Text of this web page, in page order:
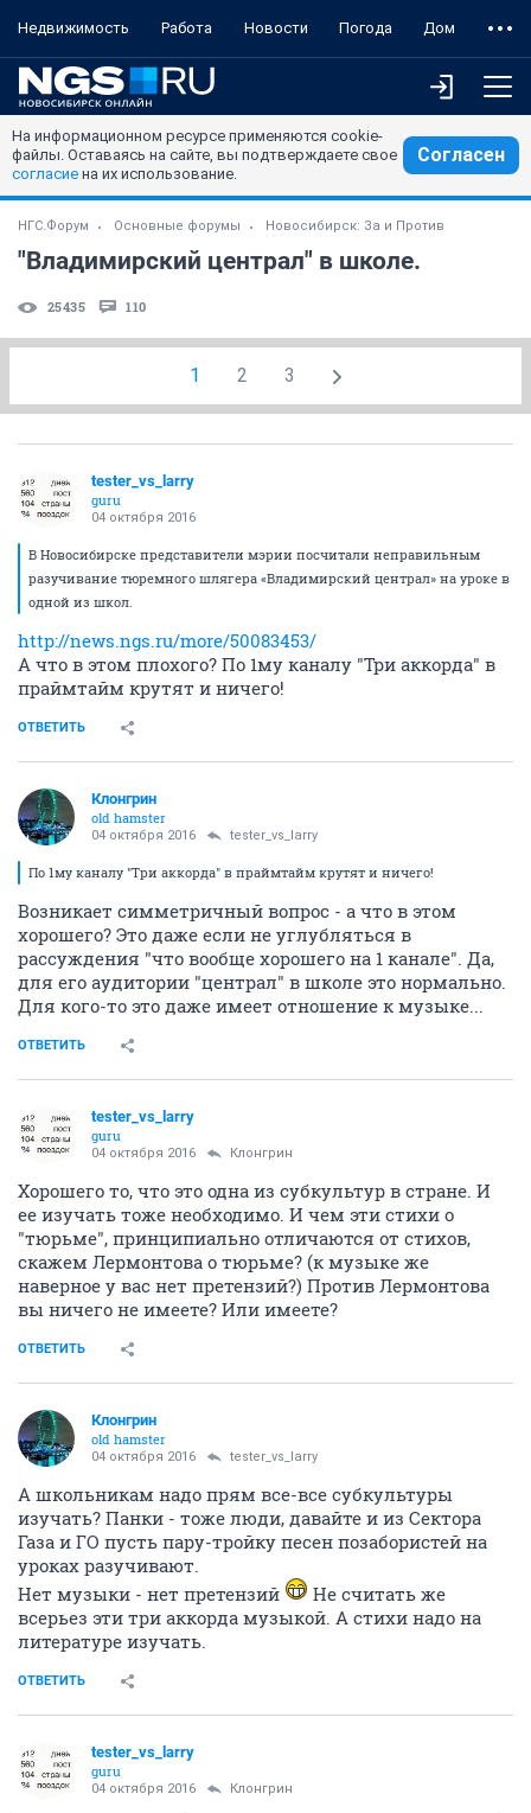
Недвижимость Работа Новости Погода Дом
На информационном ресурсе применяются cookie-
файлы. Оставаясь на сайте, вы подтверждаете свое
согласие на их использование.
Согласен
НГС.Форум Основные форумы Новосибирск: За и Против
"Владимирский централ" в школе.
25435 110
1 2 3
tester_vs_larry
guru
04 октября 2016
В Новосибирске представители мэрии посчитали неправильным
разучивание тюремного шлягера «Владимирский централ» на уроке в
одной из школ.
http://news.ngs.ru/more/50083453/
А что в этом плохого? По 1му каналу "Три аккорда" в
праймтайм крутят и ничего!
ОТВЕТИТЬ
Клонгрин
old hamster
04 октября 2016 tester_vs_larry
По 1му каналу "Три аккорда" в праймтайм крутят и ничего!
Возникает симметричный вопрос - а что в этом
хорошего? Это даже если не углубляться в
рассуждения "что вообще хорошего на 1 канале". Да,
для его аудитории "централ" в школе это нормально.
Для кого-то это даже имеет отношение к музыке...
ОТВЕТИТЬ
tester_vs_larry
guru
04 октября 2016 Клонгрин
Хорошего то, что это одна из субкультур в стране. И
ее изучать тоже необходимо. И чем эти стихи о
"тюрьме", принципиально отличаются от стихов,
скажем Лермонтова о тюрьме? (к музыке же
наверное у вас нет претензий?) Против Лермонтова
вы ничего не имеете? Или имеете?
ОТВЕТИТЬ
Клонгрин
old hamster
04 октября 2016 tester_vs_larry
А школьникам надо прям все-все субкультуры
изучать? Панки - тоже люди, давайте и из Сектора
Газа и ГО пусть пару-тройку песен позабористей на
уроках разучивают.
Нет музыки - нет претензий
Не считать же
всерьез эти три аккорда музыкой. А стихи надо на
литературе изучать.
ОТВЕТИТЬ
tester_vs_larry
guru
04 октября 2016 Клонгрин